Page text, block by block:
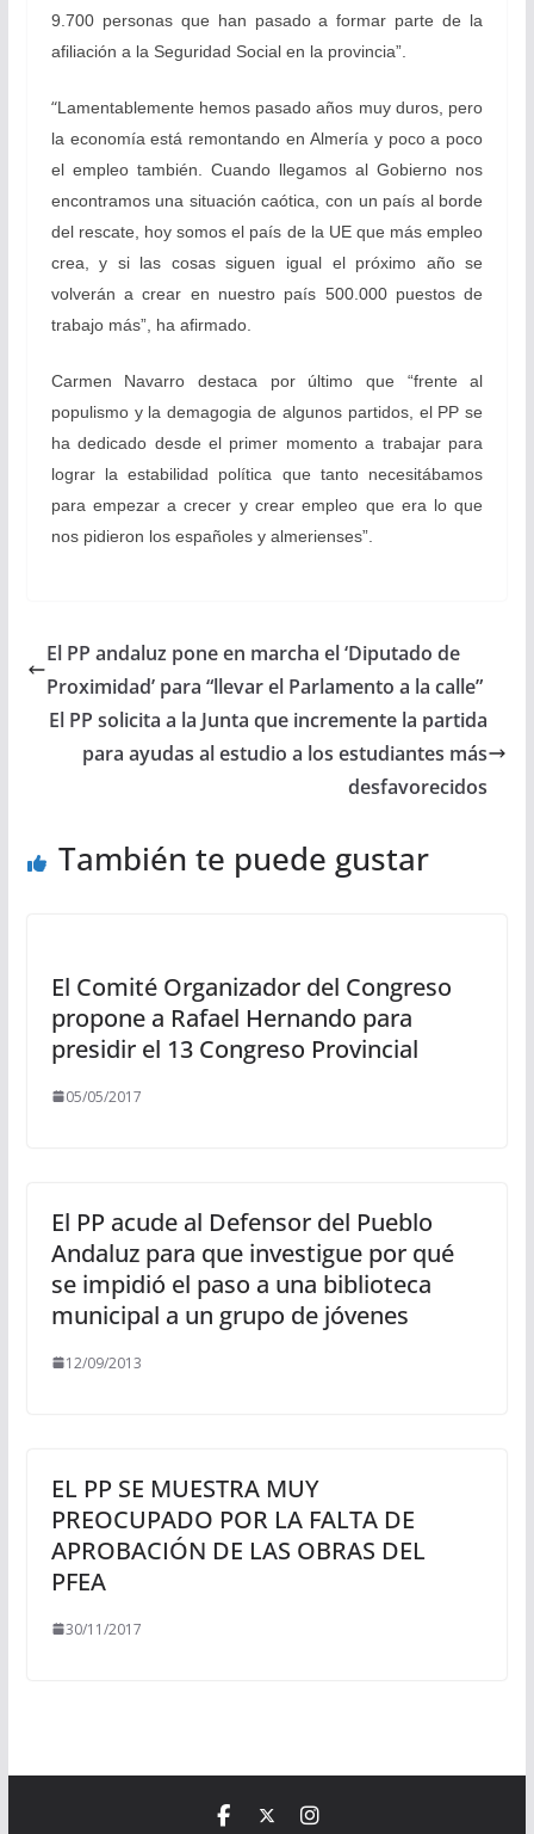
9.700 personas que han pasado a formar parte de la
afiliación a la Seguridad Social en la provincia”.
“Lamentablemente hemos pasado años muy duros, pero
la economía está remontando en Almería y poco a poco
el empleo también. Cuando llegamos al Gobierno nos
encontramos una situación caótica, con un país al borde
del rescate, hoy somos el país de la UE que más empleo
crea, y si las cosas siguen igual el próximo año se
volverán a crear en nuestro país 500.000 puestos de
trabajo más”, ha afirmado.
Carmen Navarro destaca por último que “frente al
populismo y la demagogia de algunos partidos, el PP se
ha dedicado desde el primer momento a trabajar para
lograr la estabilidad política que tanto necesitábamos
para empezar a crecer y crear empleo que era lo que
nos pidieron los españoles y almerienses”.
El PP andaluz pone en marcha el ‘Diputado de
Proximidad’ para “llevar el Parlamento a la calle”
El PP solicita a la Junta que incremente la partida
para ayudas al estudio a los estudiantes más
desfavorecidos
También te puede gustar
El Comité Organizador del Congreso
propone a Rafael Hernando para
presidir el 13 Congreso Provincial
05/05/2017
El PP acude al Defensor del Pueblo
Andaluz para que investigue por qué
se impidió el paso a una biblioteca
municipal a un grupo de jóvenes
12/09/2013
EL PP SE MUESTRA MUY
PREOCUPADO POR LA FALTA DE
APROBACIÓN DE LAS OBRAS DEL
PFEA
30/11/2017